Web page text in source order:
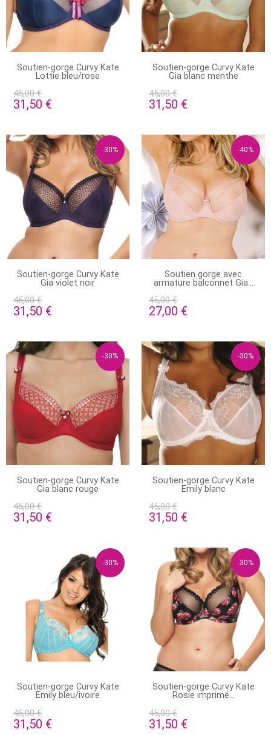
STOCK ÉPUISÉ
Soutien-gorge Curvy Kate
Lottie bleu/rose
45,00 €
31,50 €
STOCK ÉPUISÉ
Soutien-gorge Curvy Kate
Gia blanc menthe
45,00 €
31,50 €
-30%
STOCK ÉPUISÉ
Soutien-gorge Curvy Kate
Gia violet noir
45,00 €
31,50 €
-40%
EN STOCK
Soutien gorge avec
armature balconnet Gia...
45,00 €
27,00 €
-30%
STOCK ÉPUISÉ
Soutien-gorge Curvy Kate
Gia blanc rouge
45,00 €
31,50 €
-30%
STOCK ÉPUISÉ
Soutien-gorge Curvy Kate
Emily blanc
45,00 €
31,50 €
-30%
STOCK ÉPUISÉ
Soutien-gorge Curvy Kate
Emily bleu/ivoire
45,00 €
31,50 €
-30%
STOCK ÉPUISÉ
Soutien-gorge Curvy Kate
Rosie imprimé...
45,00 €
31,50 €